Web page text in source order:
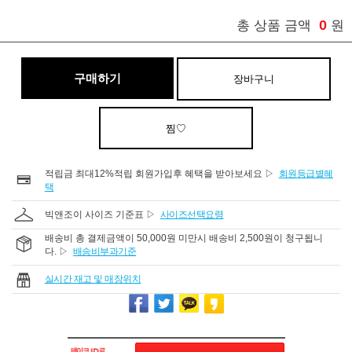
총 상품 금액 0 원
구매하기 장바구니
찜♡
적립금 최대12%적립 회원가입후 혜택을 받아보세요 ▷
회원등급별혜
택
빅앤조이 사이즈 기준표 ▷ 사이즈선택요령
배송비 총 결제금액이 50,000원 미만시 배송비 2,500원이 청구됩니
다. ▷ 배송비부과기준
실시간 재고 및 매장위치